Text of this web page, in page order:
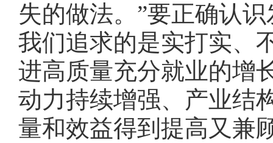
失的做法。”要正确认
我们追求的是实打实、
进高质量充分就业的增
动力持续增强、产业结
量和效益得到提高又兼